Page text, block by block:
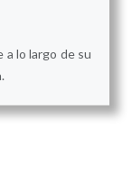
a lo largo de su